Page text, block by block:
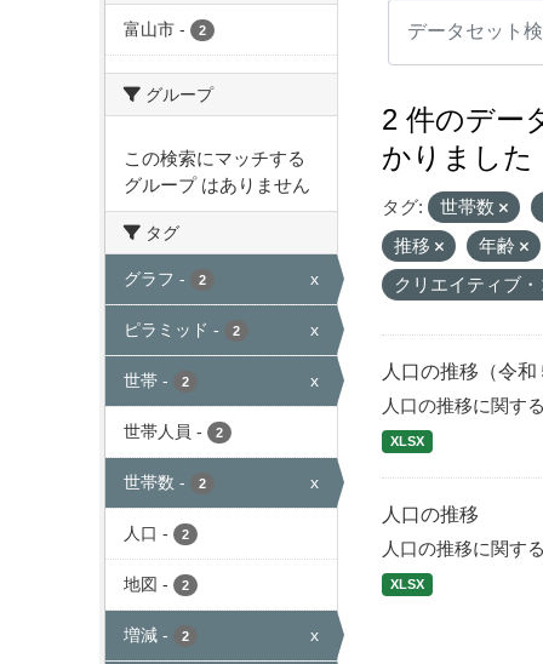
富山市 - 2
グループ
この検索にマッチする
グループ はありません
タグ
グラフ - 2 x
ピラミッド - 2 x
世帯 - 2 x
世帯人員 - 2
世帯数 - 2 x
人口 - 2
地図 - 2
増減 - 2 x
2 件のデー
かりました
タグ: 世帯数
推移
年齢
クリエイティブ
人口の推移（令和
人口の推移に関す
XLSX
人口の推移
人口の推移に関す
XLSX